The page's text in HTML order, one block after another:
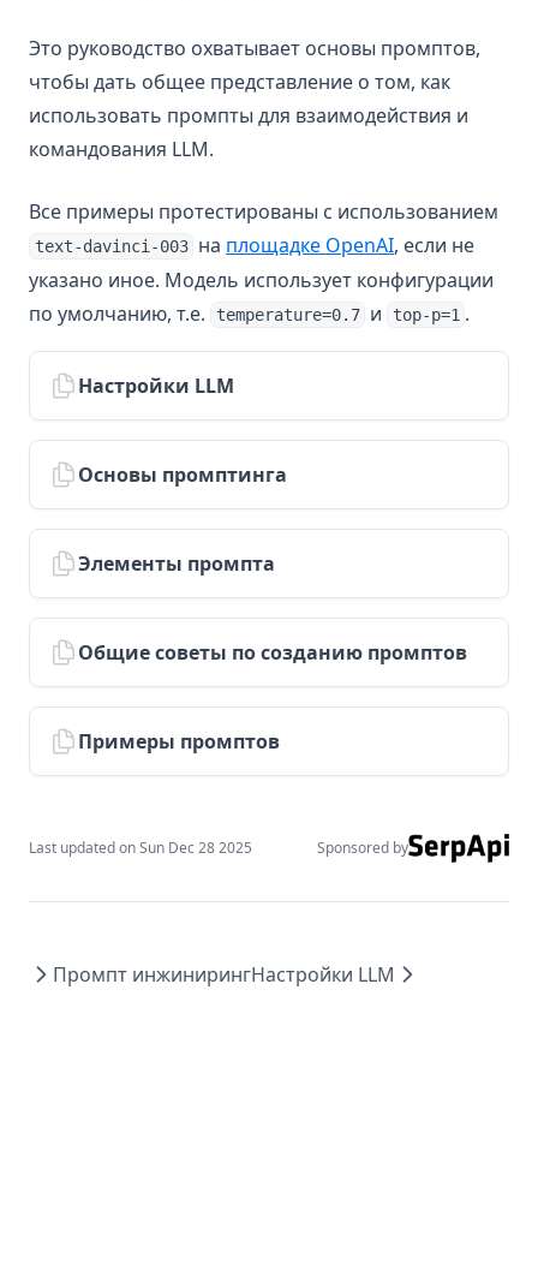
Риски и неправильное использование
Противоборствующий промптинг
Фактичность
LLM Research Findings
RAG for LLMs
groq
guided-cot
infini-attention
llm-reasoning
llm-recall
llm-tokenization
rag-faithfulness
rag_hallucinations
synthetic_data
thoughtsculpt
Статьи
Notebooks
Datasets
О нас
Это руководство охватывает основы промптов,
чтобы дать общее представление о том, как
использовать промпты для взаимодействия и
командования LLM.
Все примеры протестированы с использованием
text-davinci-003 на площадке OpenAI(opens in a
, если не
указано иное. Модель использует конфигурации
по умолчанию, т.е.
temperature=0.7 и top-p=1 .
Настройки LLM
Основы промптинга
Элементы промпта
Общие советы по созданию промптов
Примеры промптов
Last updated onSun Dec 28 2025 Sponsored by
Промпт инжинирингНастройки LLM